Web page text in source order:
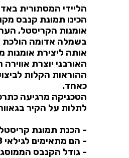
הליידי המסתורית
הכינו תמונת קנבס
אומנות הקריסטל,
בשמלה אדומה הולכת
אותה ליצירת אומנות
האורבני יוצרת
ההוראות הקלות
כאחד.
הטכניקה מרגיעה
לתלות על הקיר
- הכנת תמונת קריסטל אורכת
- הם מתאימים לגילאי 8 ומעלה.
- גודל הקנבס הממוסגר הוא 30